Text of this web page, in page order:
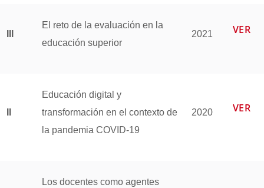
El reto de la evaluación en la
educación superior
2021 VER
Educación digital y
transformación en el contexto de
la pandemia COVID-19
2020 VER
Los docentes como agentes